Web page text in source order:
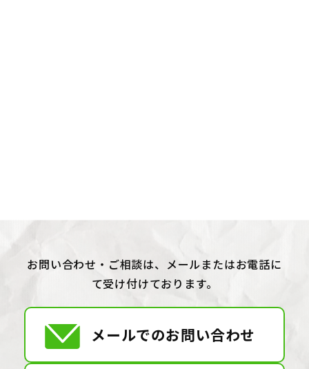
お問い合わせ・ご相談は、メールまたはお電話に
て受け付けております。
メールでのお問い合わせ